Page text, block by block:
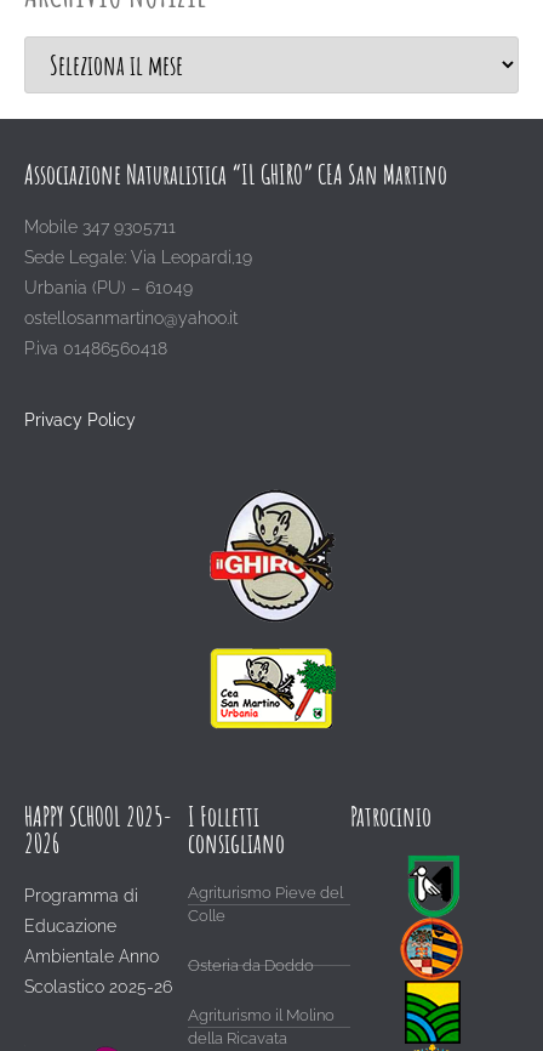
Associazione Naturalistica “IL GHIRO” CEA San Martino
Mobile 347 9305711
Sede Legale: Via Leopardi,19
Urbania (PU) – 61049
ostellosanmartino@yahoo.it
P.iva 01486560418
Privacy Policy
HAPPY SCHOOL 2025-
2026
Programma di
Educazione
Ambientale Anno
Scolastico 2025-26
I Folletti
consigliano
Agriturismo Pieve del
Colle
Osteria da Doddo
Agriturismo il Molino
della Ricavata
Patrocinio